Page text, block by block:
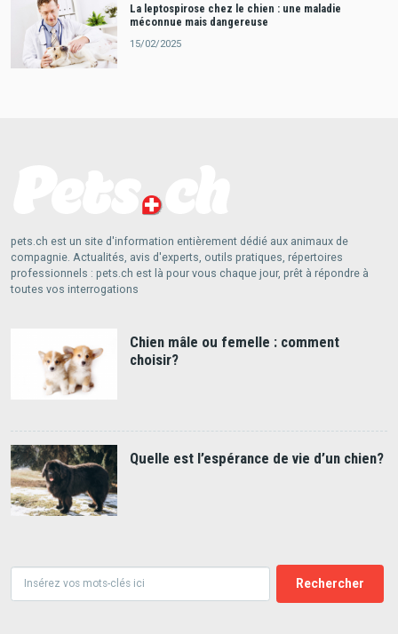
La leptospirose chez le chien : une maladie
méconnue mais dangereuse
15/02/2025
pets.ch est un site d'information entièrement dédié aux animaux de
compagnie. Actualités, avis d'experts, outils pratiques, répertoires
professionnels : pets.ch est là pour vous chaque jour, prêt à répondre à
toutes vos interrogations
Chien mâle ou femelle : comment
choisir?
Quelle est l’espérance de vie d’un chien?